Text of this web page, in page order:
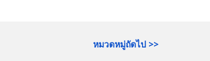
หมวดหมู่ถัดไป >>